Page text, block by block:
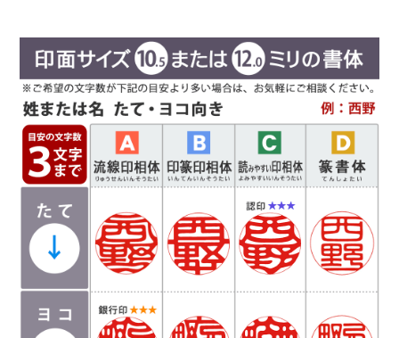
す。厳粛で、格調高い印章としてよく使われま
す。紙幣に捺される由緒正しき書体です。彫刻を
行う文字数やバランスによって、書体サンプルと
は異なり「上下左右の余白が広い場合や狭い場
合」がありますので、ご希望があるお客様は備考
欄にお書き添え下さい。